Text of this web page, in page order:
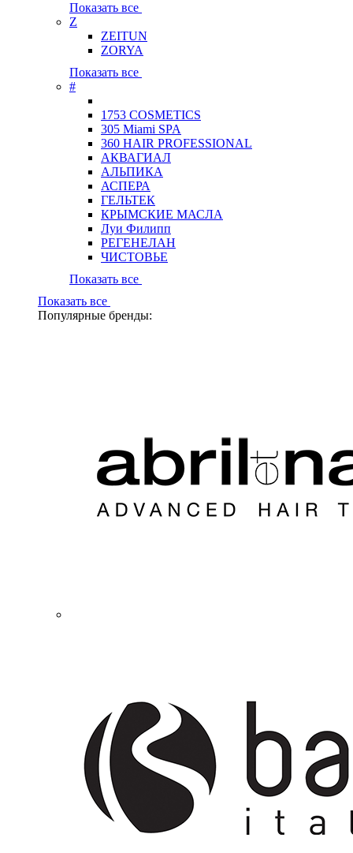
Показать все
Z
ZEITUN
ZORYA
Показать все
#
1753 COSMETICS
305 Miami SPA
360 HAIR PROFESSIONAL
АКВАГИАЛ
АЛЬПИКА
АСПЕРА
ГЕЛЬТЕК
КРЫМСКИЕ МАСЛА
Луи Филипп
РЕГЕНЕЛАН
ЧИСТОВЬЕ
Показать все
Показать все
Популярные бренды: